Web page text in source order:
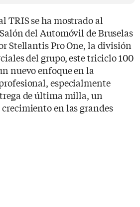
TRIS se ha mostrado al
del Automóvil de Bruselas
Stellantis Pro One, la división
del grupo, este triciclo 100
nuevo enfoque en la
especialmente
de última milla, un
en las grandes